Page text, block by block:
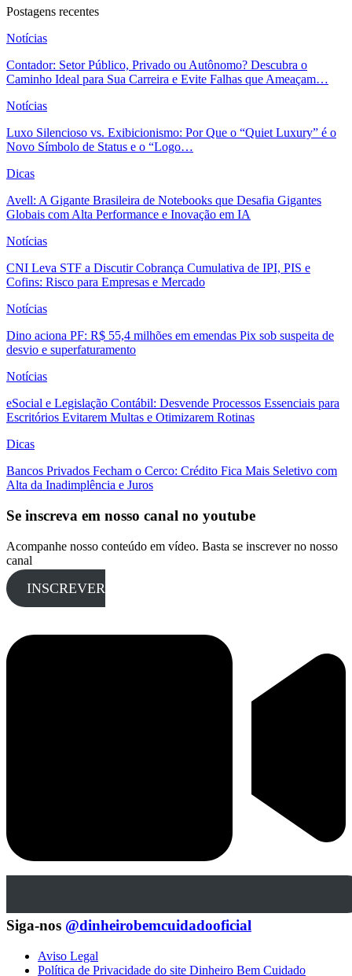
Postagens recentes
Notícias
Contador: Setor Público, Privado ou Autônomo? Descubra o
Caminho Ideal para Sua Carreira e Evite Falhas que Ameaçam…
Notícias
Luxo Silencioso vs. Exibicionismo: Por Que o “Quiet Luxury” é o
Novo Símbolo de Status e o “Logo…
Dicas
Avell: A Gigante Brasileira de Notebooks que Desafia Gigantes
Globais com Alta Performance e Inovação em IA
Notícias
CNI Leva STF a Discutir Cobrança Cumulativa de IPI, PIS e
Cofins: Risco para Empresas e Mercado
Notícias
Dino aciona PF: R$ 55,4 milhões em emendas Pix sob suspeita de
desvio e superfaturamento
Notícias
eSocial e Legislação Contábil: Desvende Processos Essenciais para
Escritórios Evitarem Multas e Otimizarem Rotinas
Dicas
Bancos Privados Fecham o Cerco: Crédito Fica Mais Seletivo com
Alta da Inadimplência e Juros
Se inscreva em nosso canal no youtube
Acompanhe nosso conteúdo em vídeo. Basta se inscrever no nosso
canal
INSCREVER
Siga-nos @dinheirobemcuidadooficial
Aviso Legal
Política de Privacidade do site Dinheiro Bem Cuidado